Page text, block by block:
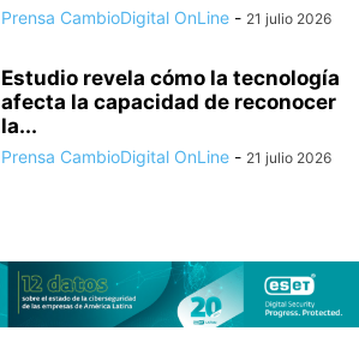
Prensa CambioDigital OnLine - 21 julio 2026
Estudio revela cómo la tecnología
afecta la capacidad de reconocer
la...
Prensa CambioDigital OnLine - 21 julio 2026